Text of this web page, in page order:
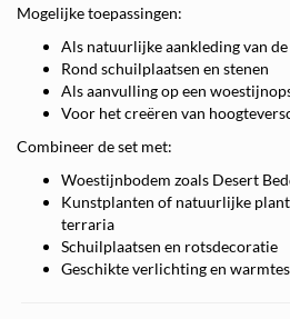
Mogelijke toepassingen:
Als natuurlijke aankleding van
Rond schuilplaatsen en stenen
Als aanvulling op een
Voor het creëren van
Combineer de set met:
Woestijnbodem zoals Desert
Kunstplanten of natuurlijke
terraria
Schuilplaatsen en rotsdecoratie
Geschikte verlichting en